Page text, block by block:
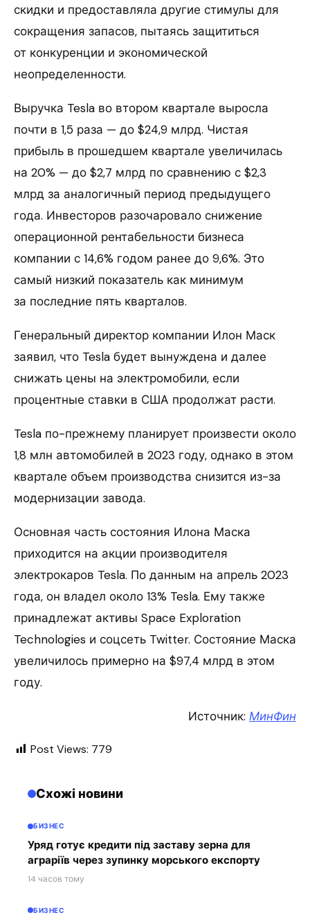
скидки и предоставляла другие стимулы для
сокращения запасов, пытаясь защититься
от конкуренции и экономической
неопределенности.
Выручка Tesla во втором квартале выросла
почти в 1,5 раза — до $24,9 млрд. Чистая
прибыль в прошедшем квартале увеличилась
на 20% — до $2,7 млрд по сравнению с $2,3
млрд за аналогичный период предыдущего
года. Инвесторов разочаровало снижение
операционной рентабельности бизнеса
компании с 14,6% годом ранее до 9,6%. Это
самый низкий показатель как минимум
за последние пять кварталов.
Генеральный директор компании Илон Маск
заявил, что Tesla будет вынуждена и далее
снижать цены на электромобили, если
процентные ставки в США продолжат расти.
Tesla по-прежнему планирует произвести около
1,8 млн автомобилей в 2023 году, однако в этом
квартале объем производства снизится из-за
модернизации завода.
Основная часть состояния Илона Маска
приходится на акции производителя
электрокаров Tesla. По данным на апрель 2023
года, он владел около 13% Tesla. Ему также
принадлежат активы Space Exploration
Technologies и соцсеть Twitter. Состояние Маска
увеличилось примерно на $97,4 млрд в этом
году.
Источник: МинФин
Post Views: 779
Схожі новини
БИЗНЕС
Уряд готує кредити під заставу зерна для
аграріїв через зупинку морського експорту
14 часов тому
БИЗНЕС